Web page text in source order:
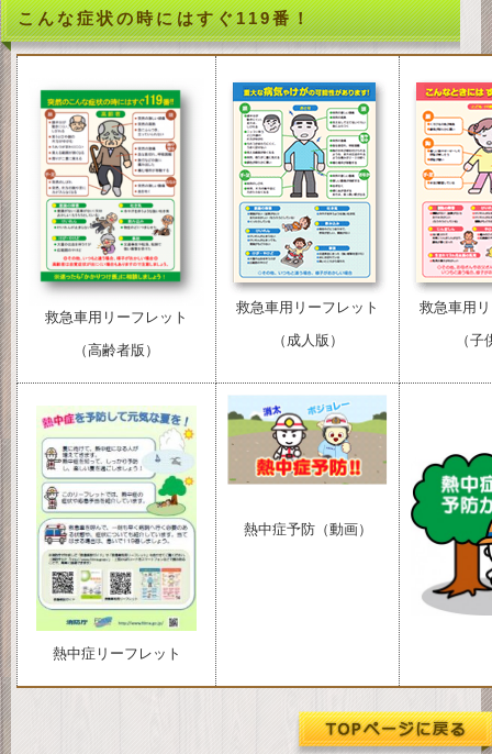
こんな症状の時にはすぐ119番！
救急車用リーフレット
（高齢者版）
救急車用リーフレット
（成人版）
救急車用
（子
熱中症リーフレット
熱中症予防（動画）